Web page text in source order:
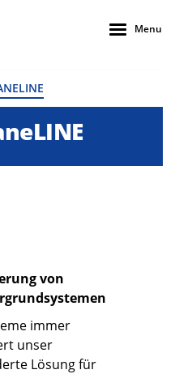
Menu
von
immer
unser
Lösung für